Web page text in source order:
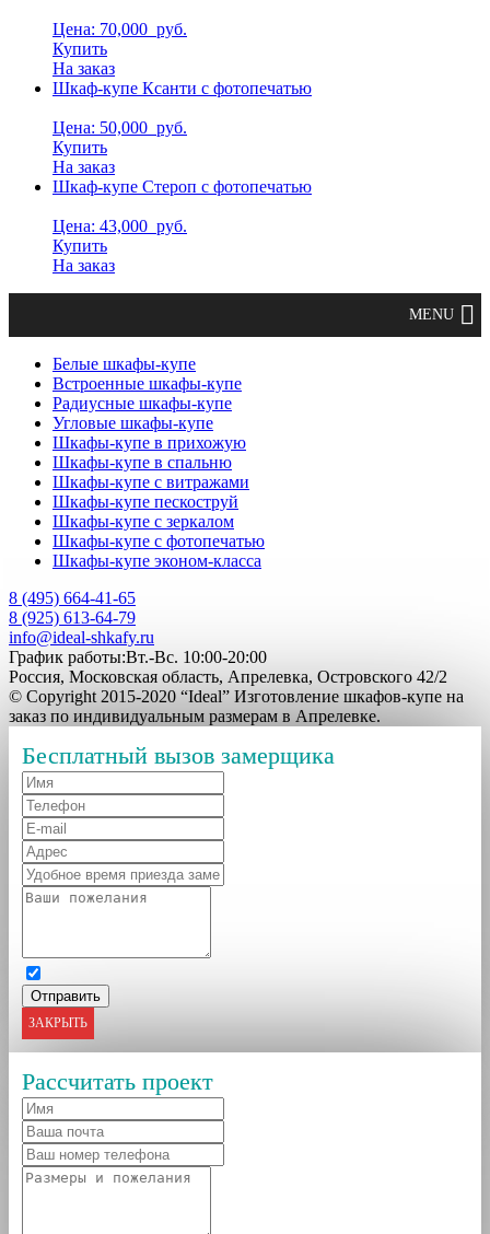
Цена: 70,000 руб.
Купить
На заказ
Шкаф-купе Ксанти с фотопечатью
Цена: 50,000 руб.
Купить
На заказ
Шкаф-купе Стероп с фотопечатью
Цена: 43,000 руб.
Купить
На заказ
Белые шкафы-купе
Встроенные шкафы-купе
Радиусные шкафы-купе
Угловые шкафы-купе
Шкафы-купе в прихожую
Шкафы-купе в спальню
Шкафы-купе с витражами
Шкафы-купе пескоструй
Шкафы-купе с зеркалом
Шкафы-купе с фотопечатью
Шкафы-купе эконом-класса
8 (495) 664-41-65
8 (925) 613-64-79
info@ideal-shkafy.ru
График работы:Вт.-Вс. 10:00-20:00
Россия, Московская область, Апрелевка, Островского 42/2
© Copyright 2015-2020 “Ideal” Изготовление шкафов-купе на
заказ по индивидуальным размерам в Апрелевке.
Бесплатный вызов замерщика
ЗАКРЫТЬ
Рассчитать проект